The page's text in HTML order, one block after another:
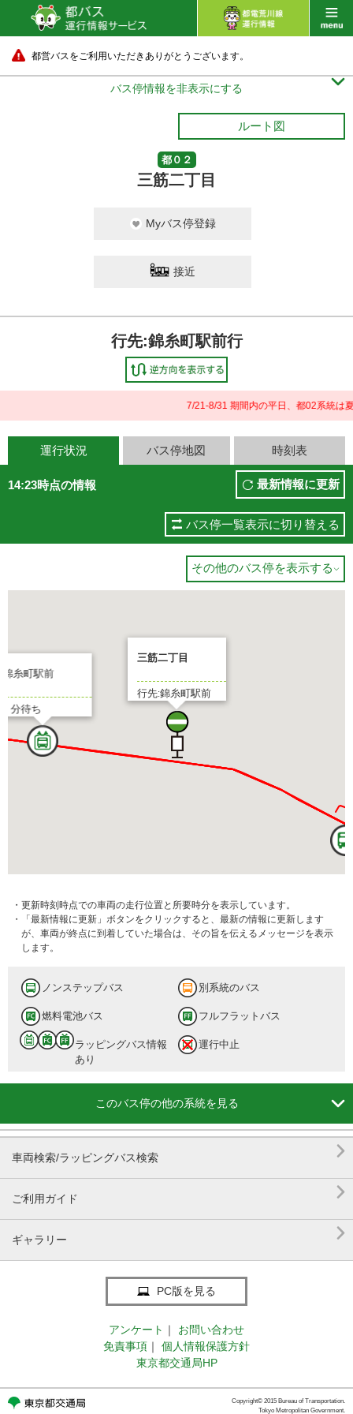
都営バスをご利用いただきありがとうございます。
バス停情報を非表示にする 
ルート図
都０２
三筋二丁目
Myバス停登録
接近
行先:錦糸町駅前行
7/21-8/31 期間内の平日、都02系統は
運行状況 バス停地図 時刻表
14:23時点の情報 最新情報に更新
バス停一覧表示に切り替える
その他のバス停を表示する 
三筋二丁目
行先:錦糸町駅前
錦糸町駅前
3 分待ち
・更新時刻時点での車両の走行位置と所要時分を表示しています。
・「最新情報に更新」ボタンをクリックすると、最新の情報に更新します
が、車両が終点に到着していた場合は、その旨を伝えるメッセージを表示
します。
ノンステップバス 別系統のバス
燃料電池バス フルフラットバス
ラッピングバス情報
あり
運行中止
このバス停の他の系統を見る 
車両検索/ラッピングバス検索 
ご利用ガイド 
ギャラリー 
PC版を見る
アンケート ｜
お問い合わせ
免責事項 ｜
個人情報保護方針
東京都交通局HP
Copyright© 2015 Bureau of Transportation.
Tokyo Metropolitan Government.